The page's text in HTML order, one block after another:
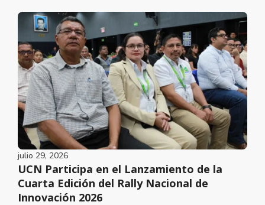
julio 29, 2026
UCN Participa en el Lanzamiento de la
Cuarta Edición del Rally Nacional de
Innovación 2026